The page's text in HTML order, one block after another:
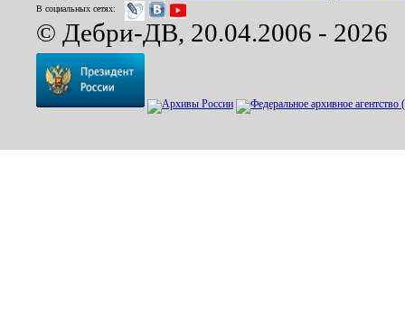
В социальных сетях:
© Дебри-ДВ, 20.04.2006 - 2026